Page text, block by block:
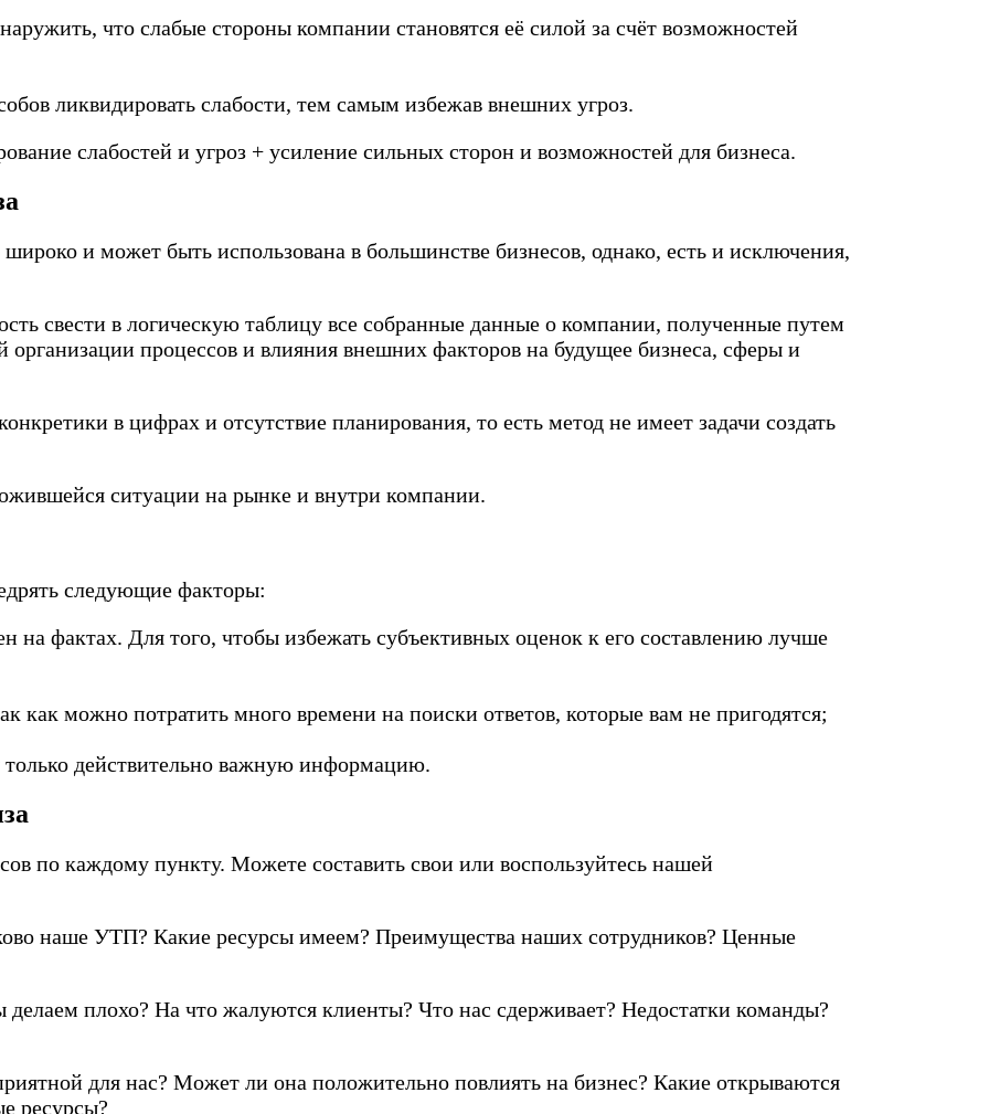
что слабые стороны компании становятся её силой за счёт возможностей
ликвидировать слабости, тем самым избежав внешних угроз.
слабостей и угроз + усиление сильных сторон и возможностей для бизнеса.
и может быть использована в большинстве бизнесов, однако, есть и исключения,
свести в логическую таблицу все собранные данные о компании, полученные путем
организации процессов и влияния внешних факторов на будущее бизнеса, сферы и
в цифрах и отсутствие планирования, то есть метод не имеет задачи создать
ситуации на рынке и внутри компании.
следующие факторы:
фактах. Для того, чтобы избежать субъективных оценок к его составлению лучше
как можно потратить много времени на поиски ответов, которые вам не пригодятся;
действительно важную информацию.
по каждому пункту. Можете составить свои или воспользуйтесь нашей
наше УТП? Какие ресурсы имеем? Преимущества наших сотрудников? Ценные
плохо? На что жалуются клиенты? Что нас сдерживает? Недостатки команды?
для нас? Может ли она положительно повлиять на бизнес? Какие открываются
ресурсы?